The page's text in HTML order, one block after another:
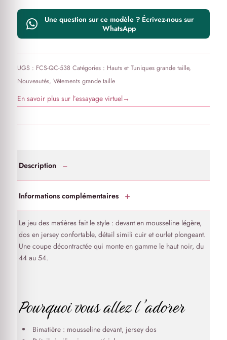
Manches courtes
Détail simili cuir
Ourlet plongeant
Une question sur ce modèle ? Écrivez-nous sur
WhatsApp
UGS : FCS-QC-538 Catégories : Hauts et Tuniques grande taille,
Nouveautés, Vêtements grande taille
En savoir plus sur l’essayage virtuel→
Description
Informations complémentaires
Le jeu des matières fait le style : devant en mousseline légère,
dos en jersey confortable, détail simili cuir et ourlet plongeant.
Une coupe décontractée qui monte en gamme le haut noir, du
44 au 54.
Pourquoi vous allez l’adorer
Bimatière : mousseline devant, jersey dos